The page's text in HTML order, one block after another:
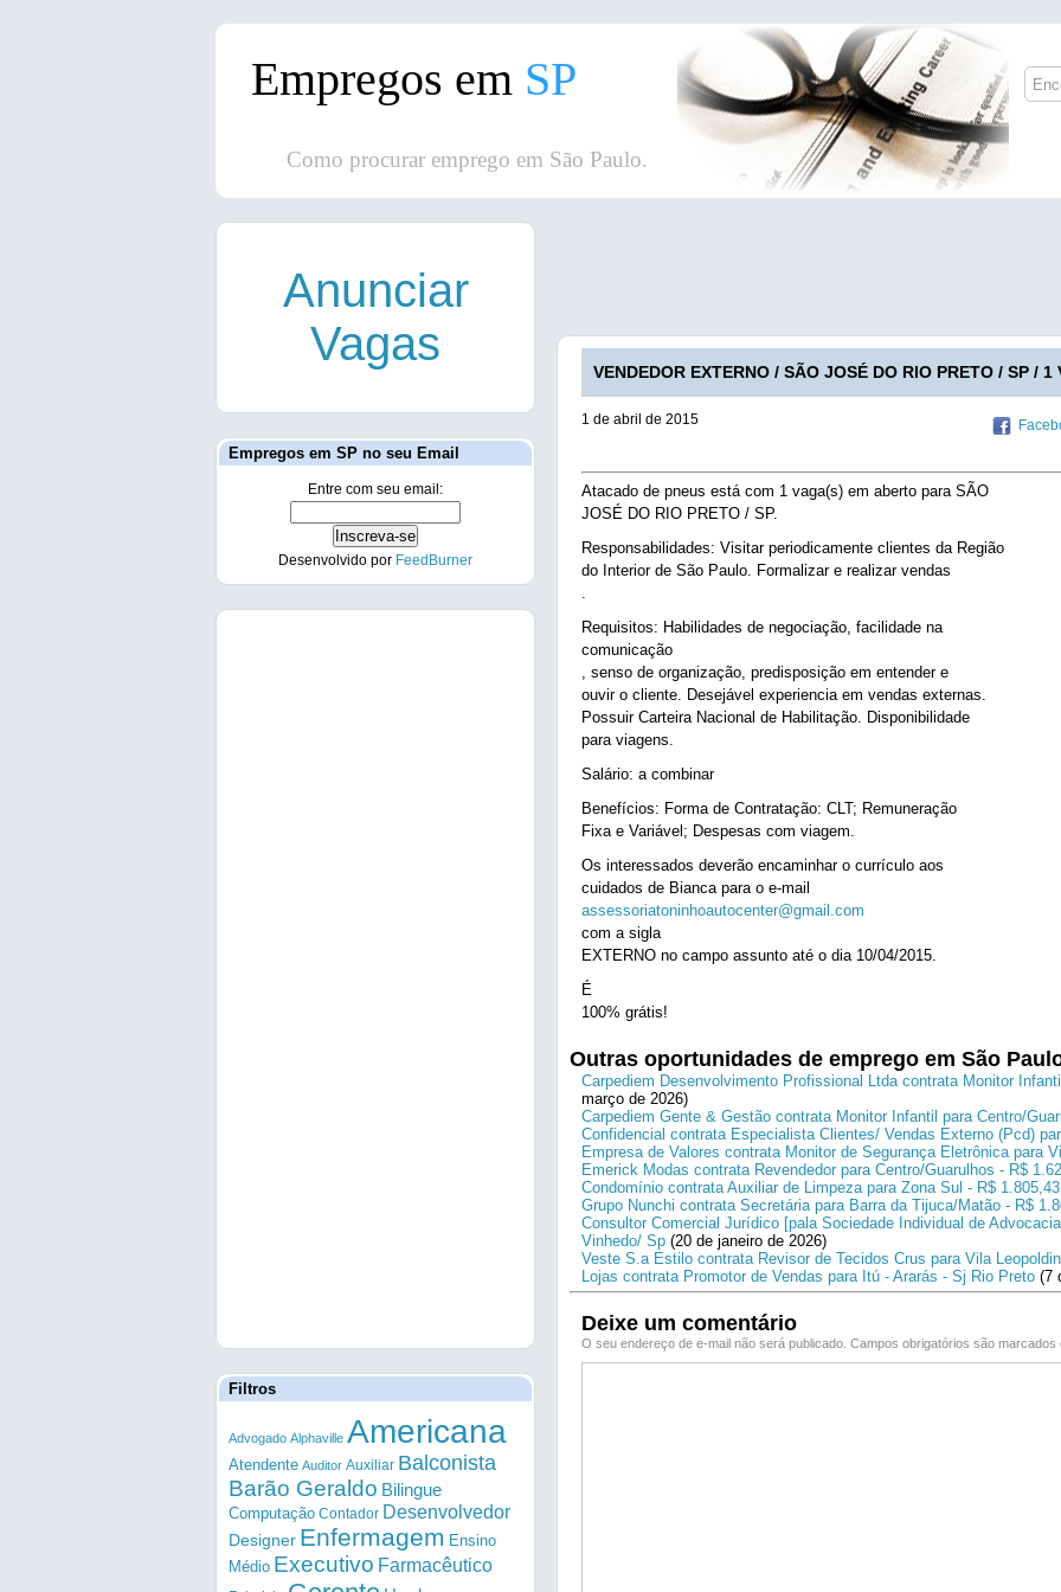
Empregos em SP
Como procurar emprego em São Paulo.
VENDEDOR EXTERNO / SÃO JOSÉ DO RIO PRETO / SP / 1
1 de abril de 2015
Atacado de pneus está com 1 vaga(s) em aberto para SÃO
JOSÉ DO RIO PRETO / SP.
Responsabilidades: Visitar periodicamente clientes da Região
do Interior de São Paulo. Formalizar e realizar vendas
.
Requisitos: Habilidades de negociação, facilidade na
comunicação
, senso de organização, predisposição em entender e
ouvir o cliente. Desejável experiencia em vendas externas.
Possuir Carteira Nacional de Habilitação. Disponibilidade
para viagens.
Salário: a combinar
Benefícios: Forma de Contratação: CLT; Remuneração
Fixa e Variável; Despesas com viagem.
Os interessados deverão encaminhar o currículo aos
cuidados de Bianca para o e-mail
assessoriatoninhoautocenter@gmail.com
com a sigla
EXTERNO no campo assunto até o dia 10/04/2015.
É
100% grátis!
Outras oportunidades de emprego em São
Carpediem Desenvolvimento Profissional Ltda contrata Monitor
março de 2026)
Carpediem Gente & Gestão contrata Monitor Infantil para Centro/
Confidencial contrata Especialista Clientes/ Vendas Externo (Pcd)
Empresa de Valores contrata Monitor de Segurança Eletrônica para
Emerick Modas contrata Revendedor para Centro/Guarulhos - R$
Condomínio contrata Auxiliar de Limpeza para Zona Sul - R$ 1.805,43
Grupo Nunchi contrata Secretária para Barra da Tijuca/Matão - R$
Consultor Comercial Jurídico [pala Sociedade Individual de
Vinhedo/ Sp (20 de janeiro de 2026)
Veste S.a Estilo contrata Revisor de Tecidos Crus para Vila
Lojas contrata Promotor de Vendas para Itú - Ararás - Sj Rio Preto (7
Deixe um comentário
O seu endereço de e-mail não será publicado. Campos obrigatórios são
Anunciar
Vagas
Empregos em SP no seu Email
Entre com seu email:
Desenvolvido por FeedBurner
Filtros
Advogado Alphaville Americana
Atendente Auditor Auxiliar Balconista
Barão Geraldo Bilingue
Computação Contador Desenvolvedor
Designer Enfermagem Ensino
Médio Executivo Farmacêutico